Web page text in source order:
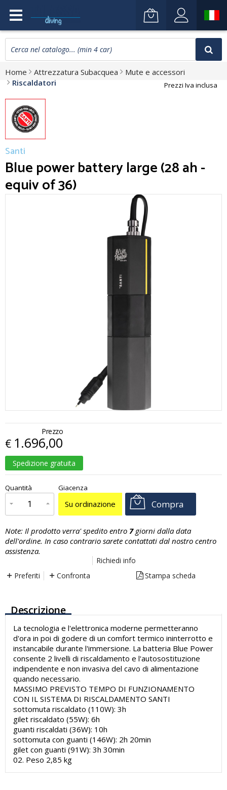
Home Attrezzatura Subacquea
Mute e accessori
Riscaldatori
Prezzi Iva inclusa
Santi
Blue power battery large (28 ah -
equiv of 36)
Prezzo
€ 1.696,00
Spedizione gratuita
x1 Prezzo finale:€1.696,00
Quantità Giacenza
Su ordinazione Compra
Note: Il prodotto verra' spedito entro 7 giorni dalla data
dell'ordine. In caso contrario sarete contattati dal nostro centro
assistenza.
Preferiti Confronta
Richiedi info
Stampa scheda
Descrizione
La tecnologia e l'elettronica moderne permetteranno
d'ora in poi di godere di un comfort termico ininterrotto e
instancabile durante l'immersione. La batteria Blue Power
consente 2 livelli di riscaldamento e l'autosostituzione
indipendente e non invasiva del cavo di alimentazione
quando necessario.
MASSIMO PREVISTO TEMPO DI FUNZIONAMENTO
CON IL SISTEMA DI RISCALDAMENTO SANTI
sottomuta riscaldato (110W): 3h
gilet riscaldato (55W): 6h
guanti riscaldati (36W): 10h
sottomuta con guanti (146W): 2h 20min
gilet con guanti (91W): 3h 30min
02. Peso 2,85 kg